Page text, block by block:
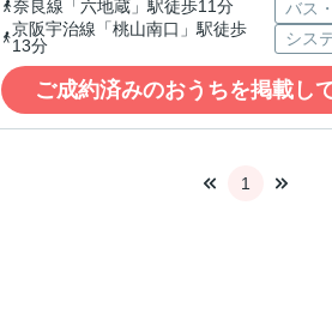
奈良線「六地蔵」駅徒歩11分
京阪宇治線「桃山南口」駅徒歩
13分
バス
シス
ご成約済みのおうちを掲載し
1